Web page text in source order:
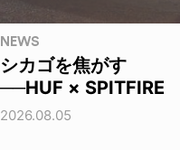
NEWS
シカゴを焦がす
──HUF × SPITFIRE
2026.08.05